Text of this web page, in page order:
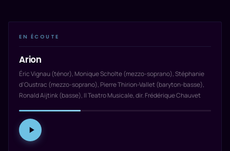
EN ÉCOUTE
Arion
Éric Vignau (ténor), Monique Scholte (mezzo-soprano), Stéphanie
d'Oustrac (mezzo-soprano), Pierre Thirion-Vallet (baryton-basse),
Ronald Aijtink (basse), Il Teatro Musicale, dir. Frédérique Chauvet